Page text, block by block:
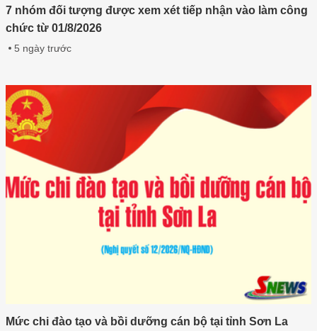
7 nhóm đối tượng được xem xét tiếp nhận vào làm công
chức từ 01/8/2026
5 ngày trước
Mức chi đào tạo và bồi dưỡng cán bộ tại tỉnh Sơn La